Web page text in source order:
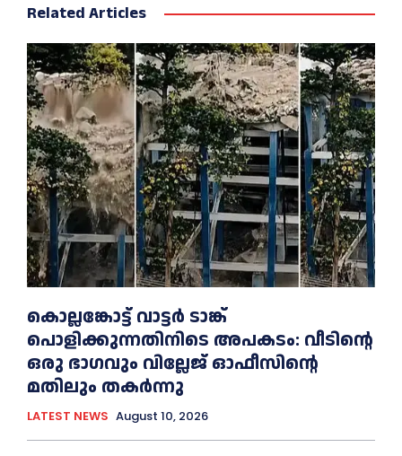
Related Articles
കൊല്ലങ്കോട്ട് വാട്ടര്‍ ടാങ്ക്
പൊളിക്കുന്നതിനിടെ അപകടം: വീടിന്റെ
ഒരു ഭാഗവും വില്ലേജ് ഓഫീസിന്റെ
മതിലും തകര്‍ന്നു
LATEST NEWS August 10, 2026